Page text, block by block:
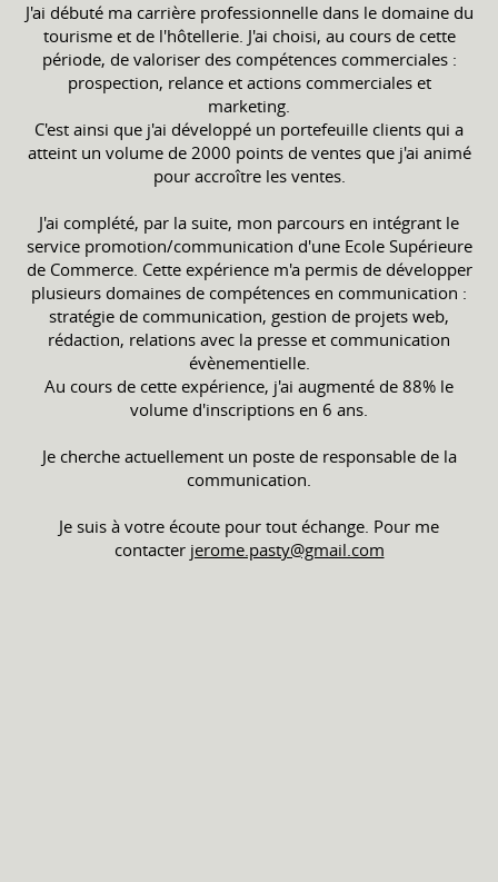
J'ai débuté ma carrière professionnelle dans le domaine du
tourisme et de l'hôtellerie. J'ai choisi, au cours de cette
période, de valoriser des compétences commerciales :
prospection, relance et actions commerciales et
marketing.
C'est ainsi que j'ai développé un portefeuille clients qui a
atteint un volume de 2000 points de ventes que j'ai animé
pour accroître les ventes.
J'ai complété, par la suite, mon parcours en intégrant le
service promotion/communication d'une Ecole Supérieure
de Commerce. Cette expérience m'a permis de développer
plusieurs domaines de compétences en communication :
stratégie de communication, gestion de projets web,
rédaction, relations avec la presse et communication
évènementielle.
Au cours de cette expérience, j'ai augmenté de 88% le
volume d'inscriptions en 6 ans.
Je cherche actuellement un poste de responsable de la
communication.
Je suis à votre écoute pour tout échange. Pour me
contacter jerome.pasty@gmail.com